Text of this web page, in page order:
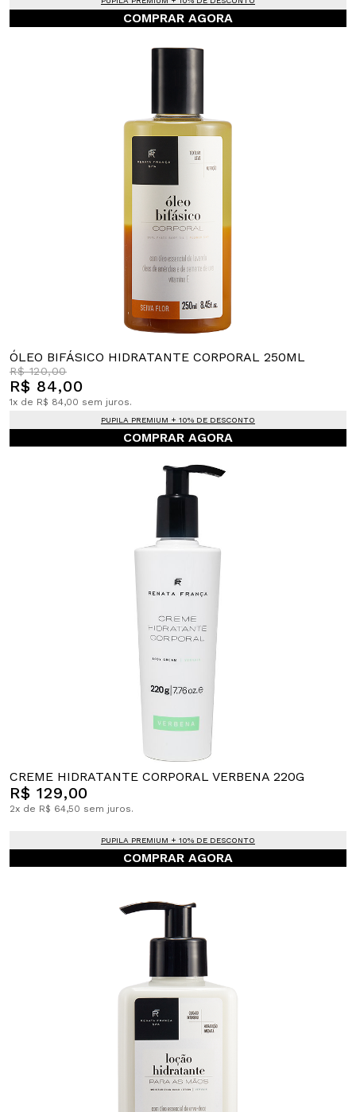
COMPRAR AGORA
ÓLEO BIFÁSICO HIDRATANTE CORPORAL 250ML
R$ 120,00
R$ 84,00
1x de R$ 84,00 sem juros.
PUPILA PREMIUM + 10% DE DESCONTO
COMPRAR AGORA
CREME HIDRATANTE CORPORAL VERBENA 220G
R$ 129,00
2x de R$ 64,50 sem juros.
PUPILA PREMIUM + 10% DE DESCONTO
COMPRAR AGORA